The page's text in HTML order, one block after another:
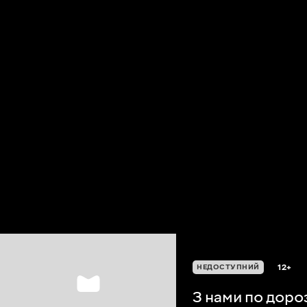
НЕДОСТУПНИЙ 12+
З нами по